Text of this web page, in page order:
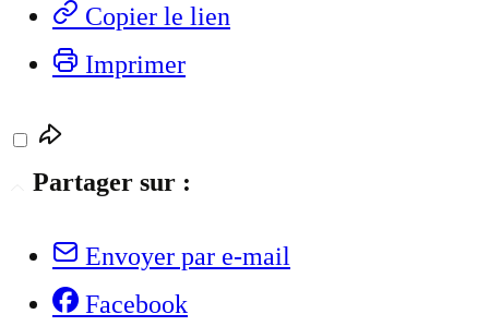
Copier le lien
Imprimer
Partager sur :
Envoyer par e-mail
Facebook